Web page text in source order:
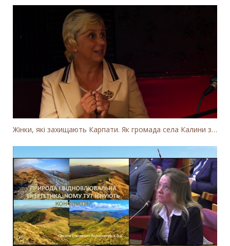
Жінки, які захищають Карпати. Як громада села Калини захищає річку Тересву від забудови МГЕС